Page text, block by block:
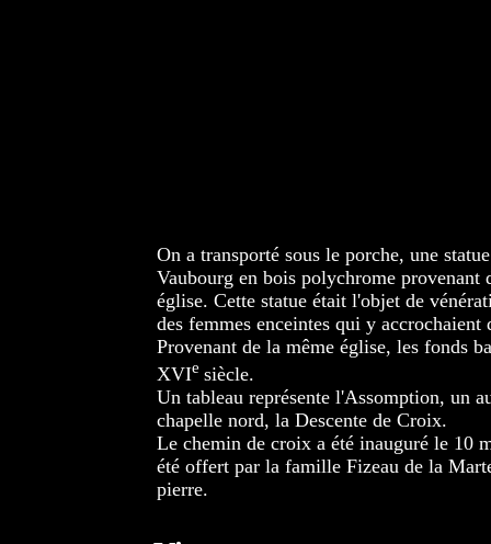
On a transporté sous le porche, une
Vaubourg en bois polychrome provenant
église. Cette statue était l'objet de
des femmes enceintes qui y accrochaient
Provenant de la même église, les fonds
XVIe siècle.
Un tableau représente l'Assomption, un
chapelle nord, la Descente de Croix.
Le chemin de croix a été inauguré le 10
été offert par la famille Fizeau de la
pierre.